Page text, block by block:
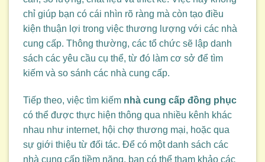
chỉ giúp bạn có cái nhìn rõ ràng mà còn tạo điều
kiện thuận lợi trong việc thương lượng với các nhà
cung cấp. Thông thường, các tổ chức sẽ lập danh
sách các yêu cầu cụ thể, từ đó làm cơ sở để tìm
kiếm và so sánh các nhà cung cấp.
Tiếp theo, việc tìm kiếm nhà cung cấp đồng phục
có thể được thực hiện thông qua nhiều kênh khác
nhau như internet, hội chợ thương mại, hoặc qua
sự giới thiệu từ đối tác. Để có một danh sách các
nhà cung cấp tiềm năng, bạn có thể tham khảo các